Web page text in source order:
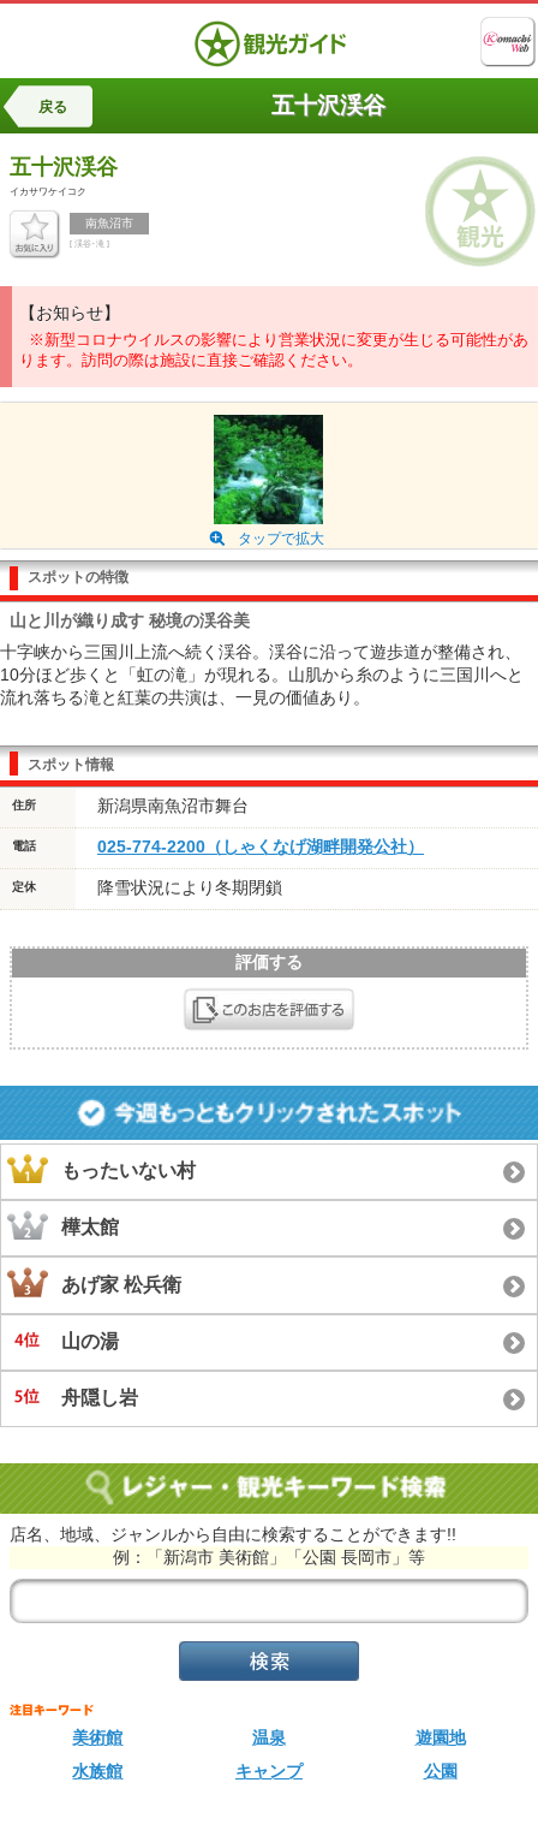
戻る 五十沢渓谷
五十沢渓谷
イカサワケイコク
南魚沼市
[ 渓谷･滝 ]
【お知らせ】
※新型コロナウイルスの影響により営業状況に変更が生じる可能性があ
ります。訪問の際は施設に直接ご確認ください。
タップで拡大
スポットの特徴
山と川が織り成す 秘境の渓谷美
十字峡から三国川上流へ続く渓谷。渓谷に沿って遊歩道が整備され、
10分ほど歩くと「虹の滝」が現れる。山肌から糸のように三国川へと
流れ落ちる滝と紅葉の共演は、一見の価値あり。
スポット情報
住所 新潟県南魚沼市舞台
電話 025-774-2200（しゃくなげ湖畔開発公社）
定休 降雪状況により冬期閉鎖
評価する
もったいない村
樺太館
あげ家 松兵衛
山の湯
舟隠し岩
店名、地域、ジャンルから自由に検索することができます!!
例：「新潟市 美術館」「公園 長岡市」等
美術館 温泉
遊園地
水族館
キャンプ 公園